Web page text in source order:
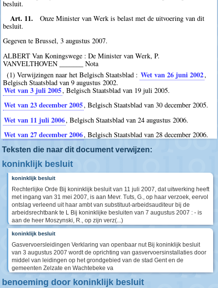
besluit.
Art. 11.
Onze Minister van Werk is belast met de uitvoering van dit
besluit.
Gegeven te Brussel, 3 augustus 2007.
ALBERT Van Koningswege : De Minister van Werk, P.
VANVELTHOVEN _______ Nota
(1) Verwijzingen naar het Belgisch Staatsblad : Wet van 26 juni 2002,
Belgisch Staatsblad van 9 augustus 2002.
Wet van 3 juli 2005, Belgisch Staatsblad van 19 juli 2005.
Wet van 23 december 2005, Belgisch Staatsblad van 30 december 2005.
Wet van 11 juli 2006, Belgisch Staatsblad van 24 augustus 2006.
Wet van 27 december 2006, Belgisch Staatsblad van 28 december 2006.
Teksten die naar dit document verwijzen:
koninklijk besluit
koninklijk besluit
Rechterlijke Orde Bij koninklijk besluit van 11 juli 2007, dat uitwerking heeft
met ingang van 31 mei 2007, is aan Mevr. Tuts, G., op haar verzoek, eervol
ontslag verleend uit haar ambt van substituut-arbeidsauditeur bij de
arbeidsrechtbank te L Bij koninklijke besluiten van 7 augustus 2007 : - is
aan de heer Moszynski, R., op zijn verz(...)
koninklijk besluit
Gasvervoersleidingen Verklaring van openbaar nut Bij koninklijk besluit
van 3 augustus 2007 wordt de oprichting van gasvervoersinstallaties door
middel van leidingen op het grondgebied van de stad Gent en de
gemeenten Zelzate en Wachtebeke va
benoeming door koninklijk besluit